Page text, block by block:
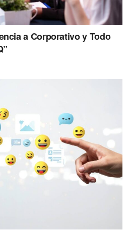
a Corporativo y Todo